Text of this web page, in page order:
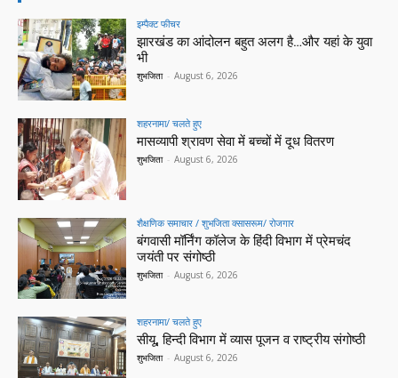
इम्पैक्ट फीचर
झारखंड का आंदोलन बहुत अलग है…और यहां के युवा
भी
शुभजिता - August 6, 2026
शहरनामा/ चलते हुए
मासव्यापी श्रावण सेवा में बच्चों में दूध वितरण
शुभजिता - August 6, 2026
शैक्षणिक समाचार / शुभजिता क्सासरूम/ रोजगार
बंगवासी मॉर्निंग कॉलेज के हिंदी विभाग में प्रेमचंद
जयंती पर संगोष्ठी
शुभजिता - August 6, 2026
शहरनामा/ चलते हुए
सीयू, हिन्दी विभाग में व्यास पूजन व राष्ट्रीय संगोष्ठी
शुभजिता - August 6, 2026